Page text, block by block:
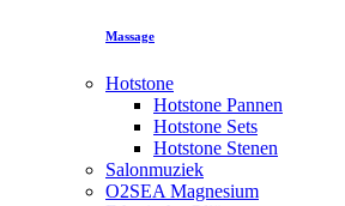
Massage
Hotstone
Hotstone Pannen
Hotstone Sets
Hotstone Stenen
Salonmuziek
O2SEA Magnesium